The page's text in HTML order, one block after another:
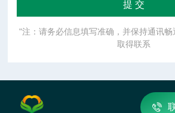
"注：请务必信息填写准确，并保持通讯
取得联系